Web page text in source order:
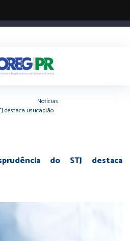
Notícias
destaca usucapião
do STJ destaca